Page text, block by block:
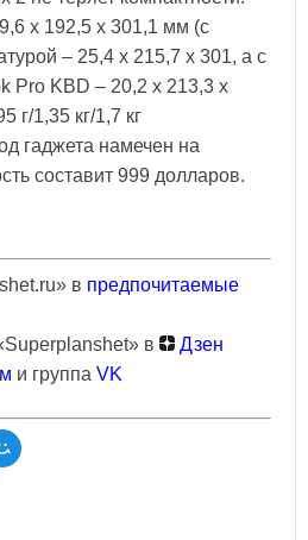
x 192,5 x 301,1 мм (с
– 25,4 x 215,7 x 301, а с
Pro KBD – 20,2 x 213,3 x
г/1,35 кг/1,7 кг
гаджета намечен на
составит 999 долларов.
в предпочитаемые
в
Дзен
и группа VK